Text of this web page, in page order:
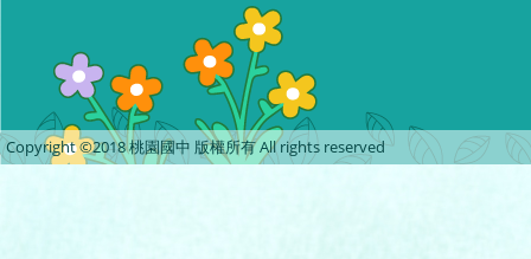
Copyright ©2018 桃園國中 版權所有 All rights reserved